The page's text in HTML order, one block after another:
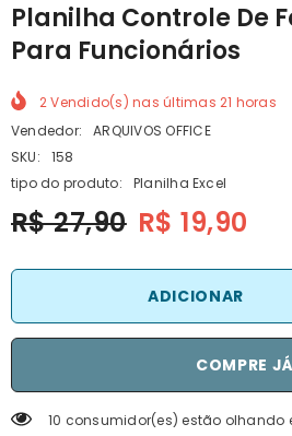
Planilha Controle De
Para Funcionários
2Vendido(s) nas últimas21 horas
Vendedor:
ARQUIVOS OFFICE
SKU:
158
tipo do produto:
Planilha Excel
R$ 27,90 R$ 19,90
ADICIONAR
COMPRE JÁ
10 consumidor(es) estão olhando